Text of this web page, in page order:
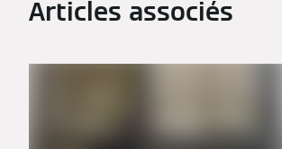
Articles associés